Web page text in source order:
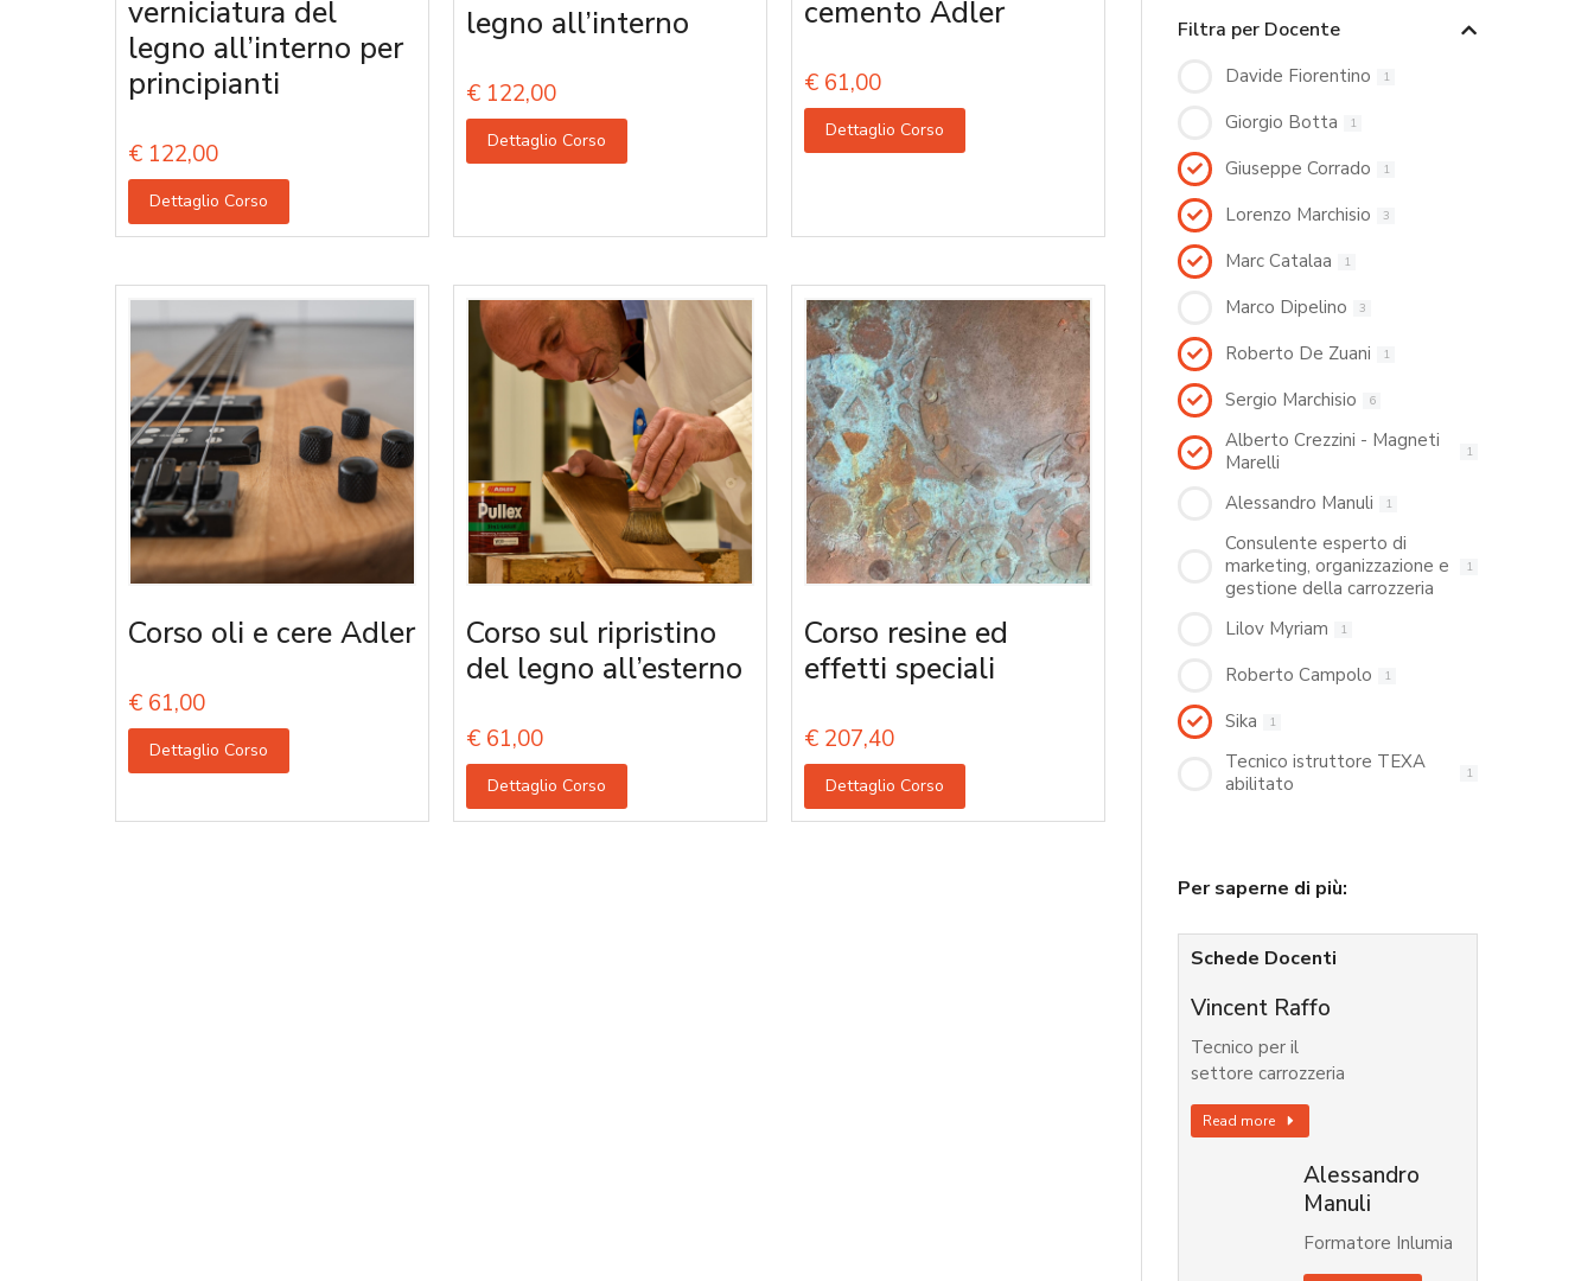
verniciatura del
legno all’interno per
principianti
€ 122,00
Dettaglio Corso
legno all’interno
€ 122,00
Dettaglio Corso
cemento Adler
€ 61,00
Dettaglio Corso
Corso oli e cere Adler
€ 61,00
Dettaglio Corso
Corso sul ripristino
del legno all’esterno
€ 61,00
Dettaglio Corso
Corso resine ed
effetti speciali
€ 207,40
Dettaglio Corso
Filtra per Docente
Davide Fiorentino 1
Giorgio Botta 1
Giuseppe Corrado 1
Lorenzo Marchisio 3
Marc Catalaa 1
Marco Dipelino 3
Roberto De Zuani 1
Sergio Marchisio 6
Alberto Crezzini - Magneti
Marelli
1
Alessandro Manuli 1
Consulente esperto di
marketing, organizzazione e
gestione della carrozzeria
1
Lilov Myriam 1
Roberto Campolo 1
Sika 1
Tecnico istruttore TEXA
abilitato
1
Per saperne di più:
Schede Docenti
Vincent Raffo
Tecnico per il
settore carrozzeria
Read more
Alessandro
Manuli
Formatore Inlumia